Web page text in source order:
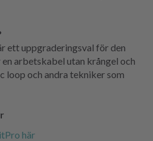
ett uppgraderingsval för den
arbetskabel utan krångel och
loop och andra tekniker som
här